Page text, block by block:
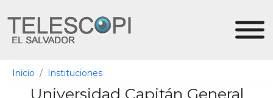
Inicio Instituciones
Universidad Capitán General